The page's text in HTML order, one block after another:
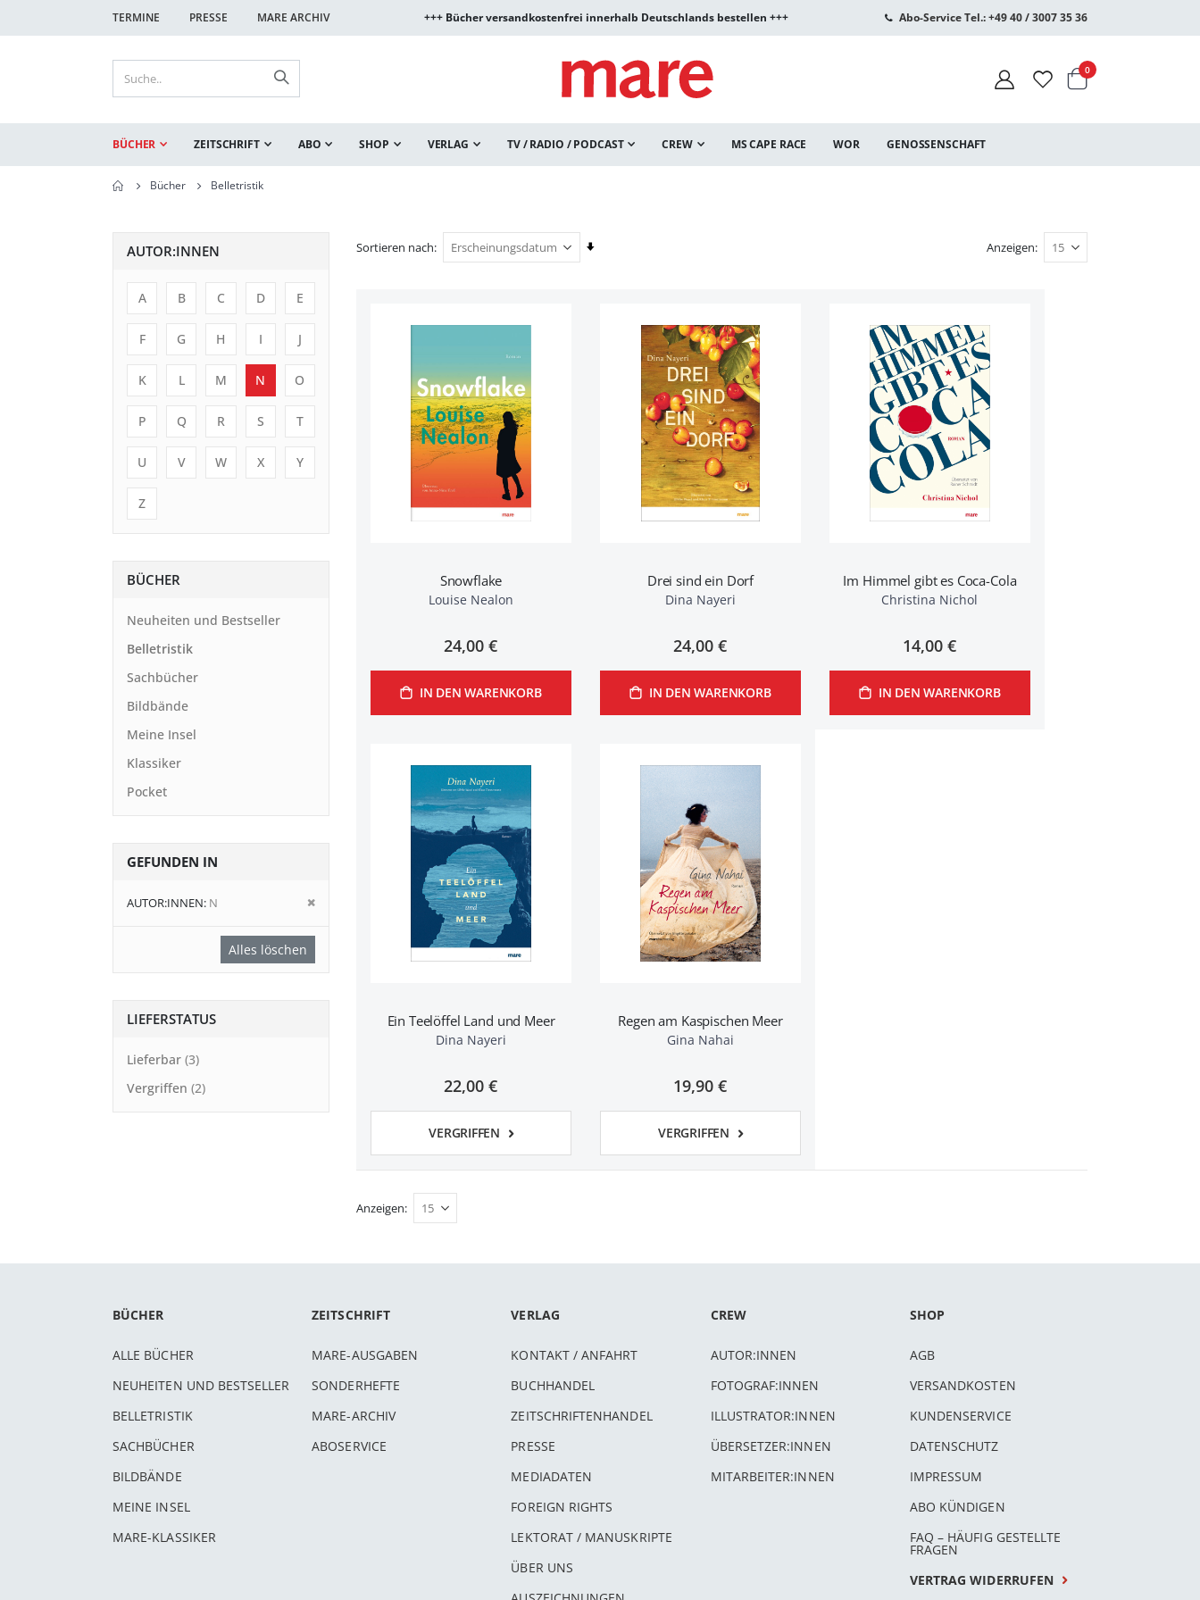
TERMINE PRESSE MARE ARCHIV +++ Bücher versandkostenfrei innerhalb Deutschlands bestellen +++ Abo-Service Tel.: +49 40 / 3007 35 36
Warenkorb
0Artikel
BÜCHER ZEITSCHRIFT ABO SHOP VERLAG TV / RADIO / PODCAST CREW MS CAPE RACE WOR GENOSSENSCHAFT
Bücher Belletristik
Sortieren nach
In
Anzeigen
Snowflake
Louise Nealon
24,00 €
IN DEN WARENKORB
Drei sind ein Dorf
Dina Nayeri
24,00 €
IN DEN WARENKORB
Im Himmel gibt es Coca-Cola
Christina Nichol
14,00 €
IN DEN WARENKORB
Ein Teelöffel Land und Meer
Dina Nayeri
22,00 €
VERGRIFFEN
Regen am Kaspischen Meer
Gina Nahai
19,90 €
VERGRIFFEN
Anzeigen
AUTOR:INNEN
A B C D E
F G H I J
K L M N O
P Q R S T
U V W X Y
Z
BÜCHER
Neuheiten und Bestseller
Belletristik
Sachbücher
Bildbände
Meine Insel
Klassiker
Pocket
GEFUNDEN IN
AUTOR:INNEN N
Diesen
Alles löschen
LIEFERSTATUS
Lieferbar 3
Vergriffen 2
BÜCHER
ALLE BÜCHER
NEUHEITEN UND BESTSELLER
BELLETRISTIK
SACHBÜCHER
BILDBÄNDE
MEINE INSEL
MARE-KLASSIKER
ZEITSCHRIFT
MARE-AUSGABEN
SONDERHEFTE
MARE-ARCHIV
ABOSERVICE
VERLAG
KONTAKT / ANFAHRT
BUCHHANDEL
ZEITSCHRIFTENHANDEL
PRESSE
MEDIADATEN
FOREIGN RIGHTS
LEKTORAT / MANUSKRIPTE
ÜBER UNS
CREW
AUTOR:INNEN
FOTOGRAF:INNEN
ILLUSTRATOR:INNEN
ÜBERSETZER:INNEN
MITARBEITER:INNEN
SHOP
AGB
VERSANDKOSTEN
KUNDENSERVICE
DATENSCHUTZ
IMPRESSUM
ABO KÜNDIGEN
FAQ – HÄUFIG GESTELLTE
FRAGEN
VERTRAG WIDERRUFEN